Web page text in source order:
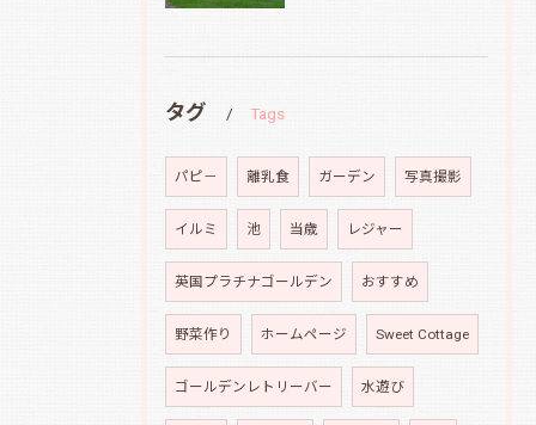
タグ Tags
パピ－ 離乳食 ガーデン 写真撮影
イルミ 池 当歳 レジャー
英国プラチナゴールデン おすすめ
野菜作り ホームページ Sweet Cottage
ゴールデンレトリーバー 水遊び